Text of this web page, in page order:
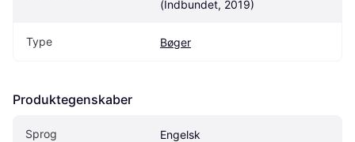
(Indbundet, 2019)
Type Bøger
Produktegenskaber
Sprog Engelsk